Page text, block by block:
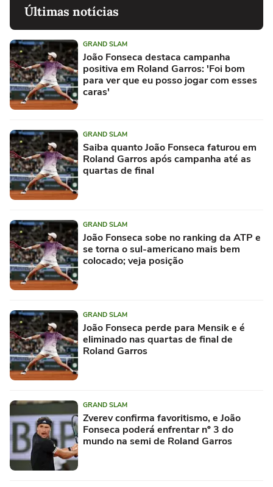
Últimas notícias
GRAND SLAM
João Fonseca destaca campanha
positiva em Roland Garros: 'Foi bom
para ver que eu posso jogar com esses
caras'
GRAND SLAM
Saiba quanto João Fonseca faturou em
Roland Garros após campanha até as
quartas de final
GRAND SLAM
João Fonseca sobe no ranking da ATP e
se torna o sul-americano mais bem
colocado; veja posição
GRAND SLAM
João Fonseca perde para Mensik e é
eliminado nas quartas de final de
Roland Garros
GRAND SLAM
Zverev confirma favoritismo, e João
Fonseca poderá enfrentar nº 3 do
mundo na semi de Roland Garros